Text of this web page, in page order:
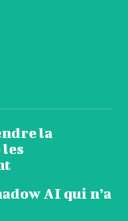
la
les
AI qui n’a